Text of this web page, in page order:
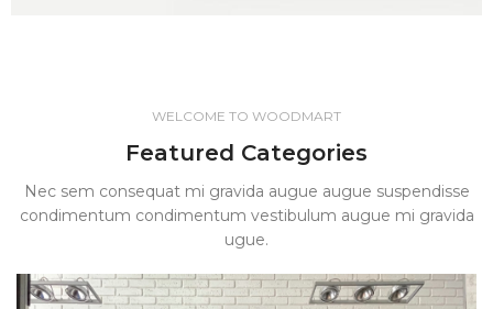
WELCOME TO WOODMART
Featured Categories
Nec sem consequat mi gravida augue augue suspendisse
condimentum condimentum vestibulum augue mi gravida
ugue.